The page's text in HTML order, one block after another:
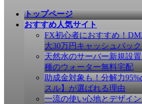
トップページ
おすすめ人気サイト
FX初心者におすすめ！
大30万円キャッシュバック
天然水のサーバー新規設
種のウォーター無料宅配
助成金対象も！分解力
スル】が選ばれる理由
一流の使い心地とデザイ